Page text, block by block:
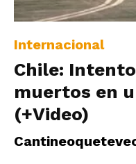
Internacional
Chile:
muertos en
(+Video)